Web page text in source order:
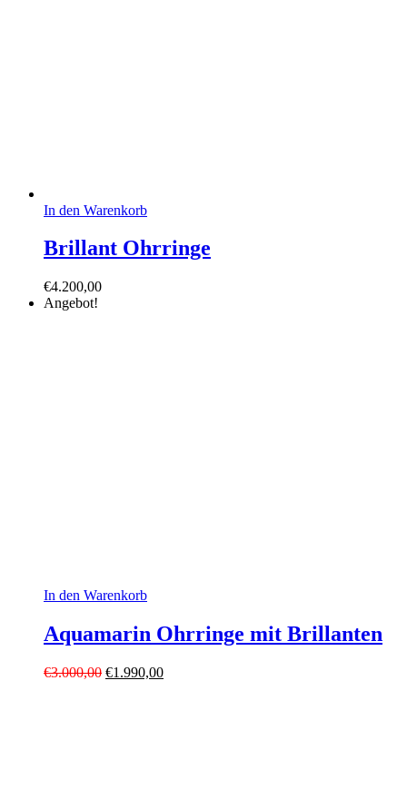
In den Warenkorb
Brillant Ohrringe
€4.200,00
Angebot!
In den Warenkorb
Aquamarin Ohrringe mit Brillanten
€3.000,00 Ursprünglicher
€1.990,00Aktueller